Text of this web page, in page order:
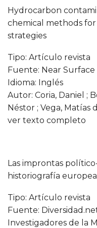
Hydrocarbon
chemical methods
strategies
Tipo: Artículo revista
Fuente: Near Surface
Idioma: Inglés
Autor: Coria, Daniel ;
Néstor ; Vega, Matías
ver texto completo
Las improntas
historiografía
Tipo: Artículo revista
Fuente:
Investigadores de la